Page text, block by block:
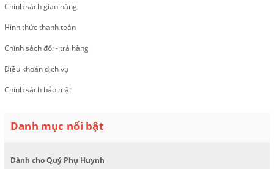
Chính sách giao hàng
Hình thức thanh toán
Chính sách đổi - trả hàng
Điều khoản dịch vụ
Chính sách bảo mật
Danh mục nổi bật
Dành cho Quý Phụ Huynh